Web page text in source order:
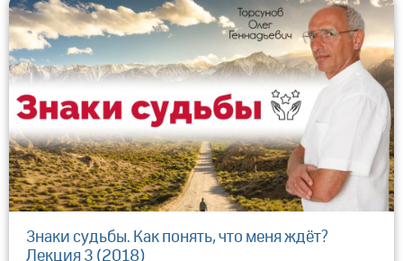
Знаки судьбы. Как понять, что меня ждёт?
Лекция 3 (2018)